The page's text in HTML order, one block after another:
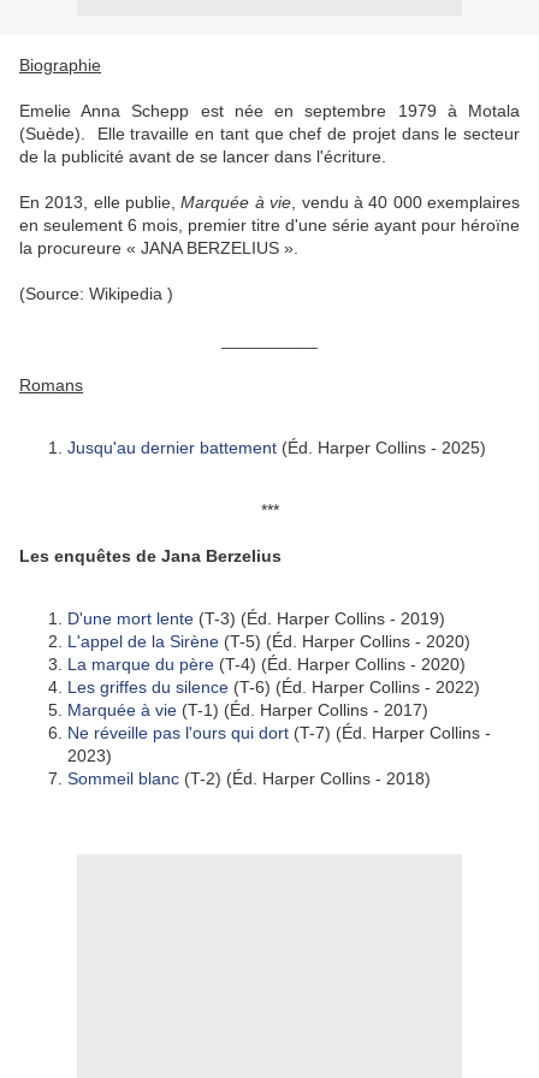
Biographie
Emelie Anna Schepp est née en septembre 1979 à Motala
(Suède). Elle travaille en tant que chef de projet dans le secteur
de la publicité avant de se lancer dans l'écriture.
En 2013, elle publie,Marquée à vie , vendu à 40 000 exemplaires
en seulement 6 mois, premier titre d'une série ayant pour héroïne
la procureure « JANA BERZELIUS ».
(Source: Wikipedia )
Romans
Jusqu'au dernier battement (Éd. Harper Collins - 2025)
***
Les enquêtes de Jana Berzelius
D'une mort lente (T-3) (Éd. Harper Collins - 2019)
L'appel de la Sirène (T-5) (Éd. Harper Collins - 2020)
La marque du père (T-4) (Éd. Harper Collins - 2020)
Les griffes du silence (T-6) (Éd. Harper Collins - 2022)
Marquée à vie (T-1) (Éd. Harper Collins - 2017)
Ne réveille pas l'ours qui dort (T-7) (Éd. Harper Collins -
2023)
Sommeil blanc (T-2) (Éd. Harper Collins - 2018)